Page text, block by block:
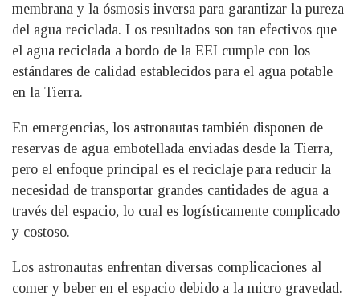
membrana y la ósmosis inversa para garantizar la pureza
del agua reciclada. Los resultados son tan efectivos que
el agua reciclada a bordo de la EEI cumple con los
estándares de calidad establecidos para el agua potable
en la Tierra.
En emergencias, los astronautas también disponen de
reservas de agua embotellada enviadas desde la Tierra,
pero el enfoque principal es el reciclaje para reducir la
necesidad de transportar grandes cantidades de agua a
través del espacio, lo cual es logísticamente complicado
y costoso.
Los astronautas enfrentan diversas complicaciones al
comer y beber en el espacio debido a la micro gravedad.